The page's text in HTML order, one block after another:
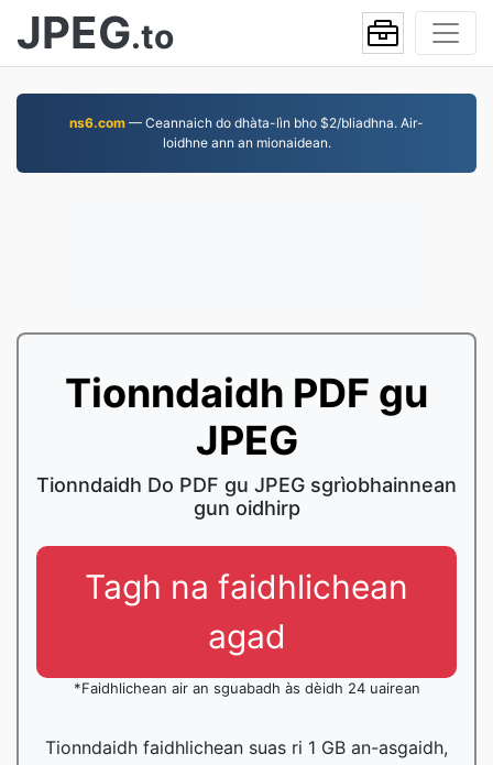
JPEG.to
ns6.com — Ceannaich do dhàta-lìn bho $2/bliadhna. Air-
loidhne ann an mionaidean.
Tionndaidh PDF gu
JPEG
Tionndaidh Do PDF gu JPEG sgrìobhainnean
gun oidhirp
Tagh na faidhlichean
agad
*Faidhlichean air an sguabadh às dèidh 24 uairean
Tionndaidh faidhlichean suas ri 1 GB an-asgaidh,